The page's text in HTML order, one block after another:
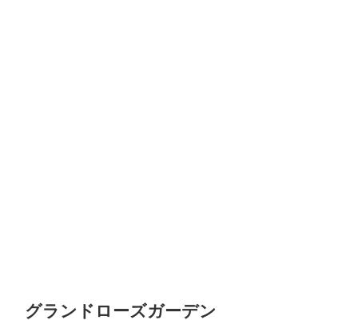
グランドローズガーデン